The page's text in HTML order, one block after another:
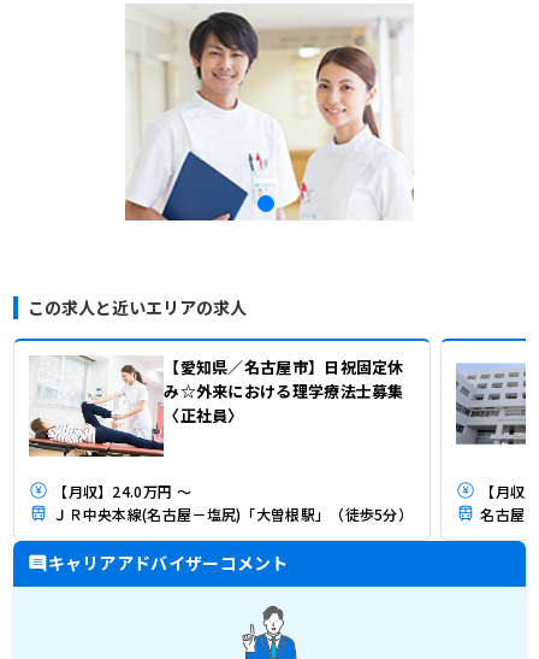
この求人と近いエリアの求人
【愛知県／名古屋市】日祝固定休
み☆外来における理学療法士募集
〈正社員〉
【月収】24.0万円 ～
ＪＲ中央本線(名古屋－塩尻)「大曽根駅」（徒歩5分）
【月収
名古屋
キャリアアドバイザーコメント